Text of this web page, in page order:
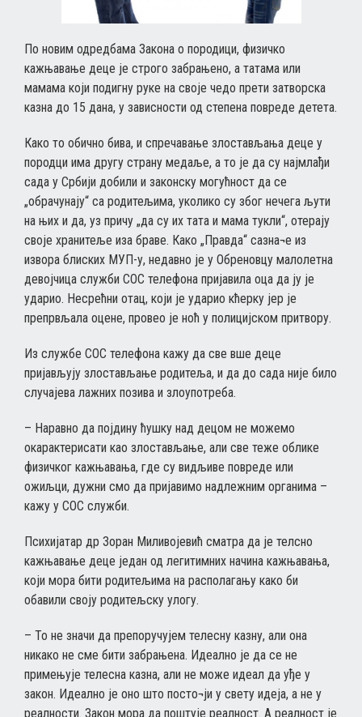
По новим одредбама Закона о породици, физичко
кажњавање деце је строго забрањено, а татама или
мамама који подигну руке на своје чедо прети затворска
казна до 15 дана, у зависности од степена повреде детета.
Како то обично бива, и спречавање злостављања деце у
породци има другу страну медаље, а то је да су најмлађи
сада у Србији добили и законску могућност да се
„обрачунају“ са родитељима, уколико су због нечега љути
на њих и да, уз причу „да су их тата и мама тукли“, отерају
своје хранитеље иза браве. Како „Правда“ сазна¬е из
извора блиских МУП-у, недавно је у Обреновцу малолетна
девојчица служби СОС телефона пријавила оца да ју је
ударио. Несрећни отац, који је ударио кћерку јер је
препрвљала оцене, провео је ноћ у полицијском притвору.
Из службе СОС телефона кажу да све вше деце
пријављују злостављање родитеља, и да до сада није било
случајева лажних позива и злоупотреба.
– Наравно да појдину ћушку над децом не можемо
окарактерисати као злостављање, али све теже облике
физичког кажњавања, где су видљиве повреде или
ожиљци, дужни смо да пријавимо надлежним органима –
кажу у СОС служби.
Психијатар др Зоран Миливојевић сматра да је телсно
кажњавање деце један од легитимних начина кажњавања,
који мора бити родитељима на располагању како би
обавили своју родитељску улогу.
– То не значи да препоручујем телесну казну, али она
никако не сме бити забрањена. Идеално је да се не
примењује телесна казна, али не може идеал да уђе у
закон. Идеално је оно што посто¬ји у свету идеја, а не у
реалности. Закон мора да поштује реалност. А реалност је